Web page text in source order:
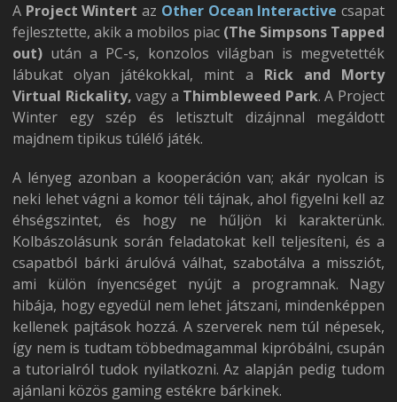
A Project Wintert az Other Ocean Interactive csapat
fejlesztette, akik a mobilos piac (The Simpsons Tapped
out) után a PC-s, konzolos világban is megvetették
lábukat olyan játékokkal, mint a Rick and Morty
Virtual Rickality, vagy a Thimbleweed Park. A Project
Winter egy szép és letisztult dizájnnal megáldott
majdnem tipikus túlélő játék.
A lényeg azonban a kooperáción van; akár nyolcan is
neki lehet vágni a komor téli tájnak, ahol figyelni kell az
éhségszintet, és hogy ne hűljön ki karakterünk.
Kolbászolásunk során feladatokat kell teljesíteni, és a
csapatból bárki árulóvá válhat, szabotálva a missziót,
ami külön ínyencséget nyújt a programnak. Nagy
hibája, hogy egyedül nem lehet játszani, mindenképpen
kellenek pajtások hozzá. A szerverek nem túl népesek,
így nem is tudtam többedmagammal kipróbálni, csupán
a tutorialról tudok nyilatkozni. Az alapján pedig tudom
ajánlani közös gaming estékre bárkinek.